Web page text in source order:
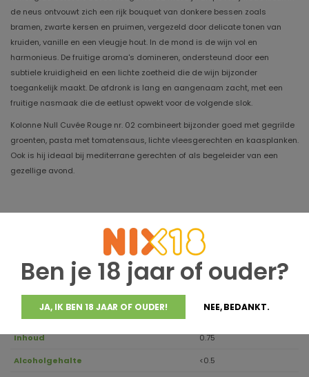
Ben je 18 jaar of ouder?
JA, IK BEN 18 JAAR OF OUDER! NEE, BEDANKT.
de neus ontvouwt zich een rijk bouquet van donkere bessen zoals
bramen, zwarte kersen en pruimen, vergezeld door delicate tonen van
kruiden, vanille en een vleugje hout. In de mond is de wijn vol en
harmonieus. De fruitige aroma's domineren, ondersteund door een
subtiele kruidigheid en een lichte zoetheid die de wijn bijzonder
toegankelijk maakt. De afdronk is lang en aangenaam zacht, met een
fruitige nasmaak die de eetlust opwekt voor de volgende slok.
Kolonne Null Cuvée Rouge nr. 02 combineert bijzonder goed met gegrilde
groenten, pasta met tomatensaus, lichte vleesgerechten en kaasplanken.
Ook is hij ideaal bij mediterrane gerechten of als begeleider van een
gezellige avond.
Druivensoort Tempranillo, Syrah
Regio
Aanbevolen drinktemperatuur
Inhoud 0.75
Alcoholgehalte <0.5